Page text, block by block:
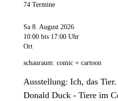
74 Termine
Sa 8. August 2026
10:00 bis 17:00 Uhr
Ort
schauraum: comic + cartoon
Ausstellung: Ich, das
Donald Duck - Tiere im